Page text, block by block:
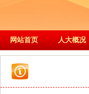
网站首页 人大概况